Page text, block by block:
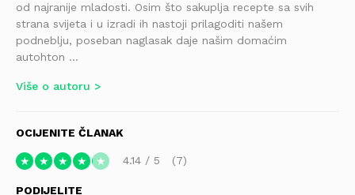
od najranije mladosti. Osim što sakuplja recepte sa svih
strana svijeta i u izradi ih nastoji prilagoditi našem
podneblju, poseban naglasak daje našim domaćim
autohton ...
Više o autoru
OCIJENITE ČLANAK
★ ★ ★ ★ ★ 4.14 / 5 7
PODIJELITE